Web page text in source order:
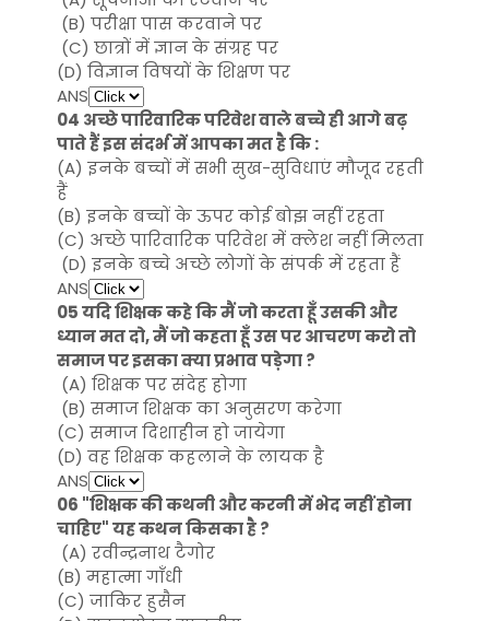
(B) परीक्षा पास करवाने पर
(C) छात्रों में ज्ञान के संग्रह पर
(D) विज्ञान विषयों के शिक्षण पर
ANS
04 अच्छे पारिवारिक परिवेश वाले बच्चे ही आगे बढ़
पाते हैं इस संदर्भ में आपका मत है कि :
(A) इनके बच्चों में सभी सुख-सुविधाएं मौजूद रहती
हैं
(B) इनके बच्चों के ऊपर कोई बोझ नहीं रहता
(C) अच्छे पारिवारिक परिवेश में क्लेश नहीं मिलता
(D) इनके बच्चे अच्छे लोगों के संपर्क में रहता हैं
ANS
05 यदि शिक्षक कहे कि मैं जो करता हूँ उसकी और
ध्यान मत दो, मैं जो कहता हूँ उस पर आचरण करो तो
समाज पर इसका क्या प्रभाव पड़ेगा ?
(A) शिक्षक पर संदेह होगा
(B) समाज शिक्षक का अनुसरण करेगा
(C) समाज दिशाहीन हो जायेगा
(D) वह शिक्षक कहलाने के लायक है
ANS
06 "शिक्षक की कथनी और करनी में भेद नहीं होना
चाहिए" यह कथन किसका है ?
(A) रवीन्द्रनाथ टैगोर
(B) महात्मा गाँधी
(C) जाकिर हुसैन